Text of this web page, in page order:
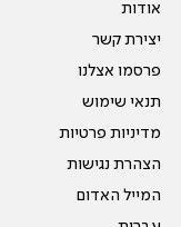
אודות
יצירת קשר
פרסמו אצלנו
תנאי שימוש
מדיניות פרטיות
הצהרת נגישות
המייל האדום